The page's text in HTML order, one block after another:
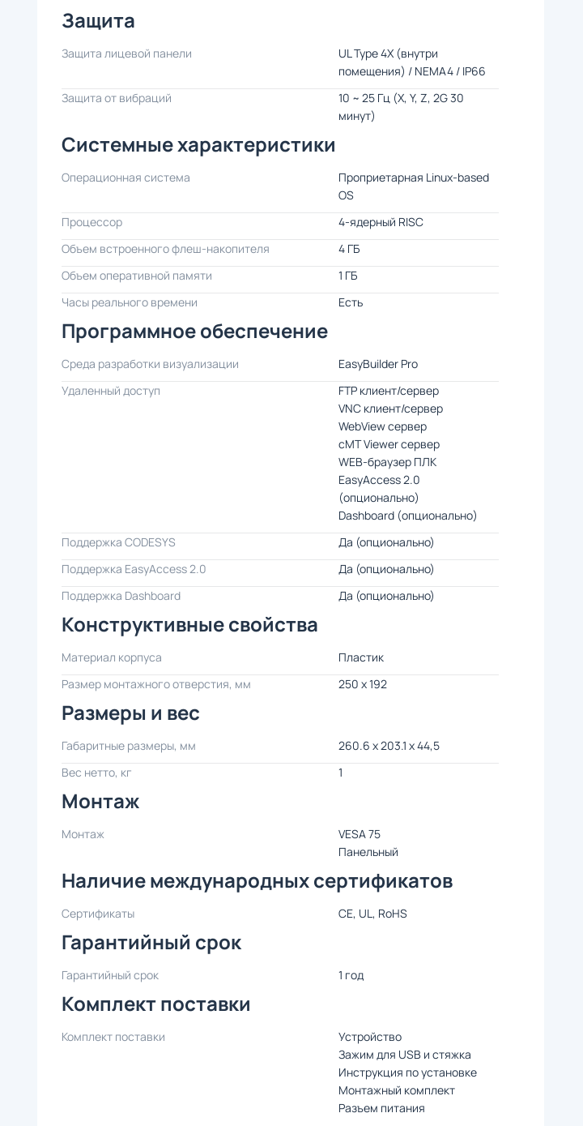
Защита
Защита лицевой панели
UL Type 4X (внутри
помещения) / NEMA4 / IP66
Защита от вибраций
10 ~ 25 Гц (X, Y, Z, 2G 30
минут)
Системные характеристики
Операционная система
Проприетарная Linux-based
OS
Процессор
4-ядерный RISC
Объем встроенного флеш-накопителя
4 ГБ
Объем оперативной памяти
1 ГБ
Часы реального времени
Есть
Программное обеспечение
Среда разработки визуализации
EasyBuilder Pro
Удаленный доступ
FTP клиент/сервер
VNC клиент/сервер
WebView сервер
cMT Viewer сервер
WEB-браузер ПЛК
EasyAccess 2.0
(опционально)
Dashboard (опционально)
Поддержка CODESYS
Да (опционально)
Поддержка EasyAccess 2.0
Да (опционально)
Поддержка Dashboard
Да (опционально)
Конструктивные свойства
Материал корпуса
Пластик
Размер монтажного отверстия, мм
250 х 192
Размеры и вес
Габаритные размеры, мм
260.6 х 203.1 х 44,5
Вес нетто, кг
1
Монтаж
Монтаж
VESA 75
Панельный
Наличие международных сертификатов
Сертификаты CE, UL, RoHS
Гарантийный срок
Гарантийный срок 1 год
Комплект поставки
Комплект поставки
Устройство
Зажим для USB и стяжка
Инструкция по установке
Монтажный комплект
Разъем питания